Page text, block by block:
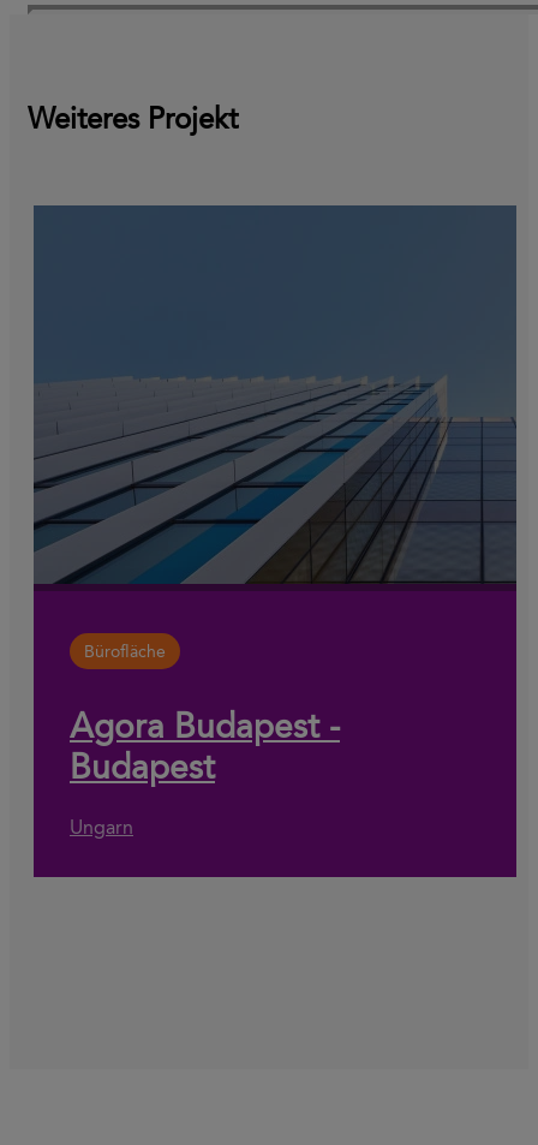
Weiteres Projekt
Bürofläche
Agora Budapest -
Budapest
Ungarn